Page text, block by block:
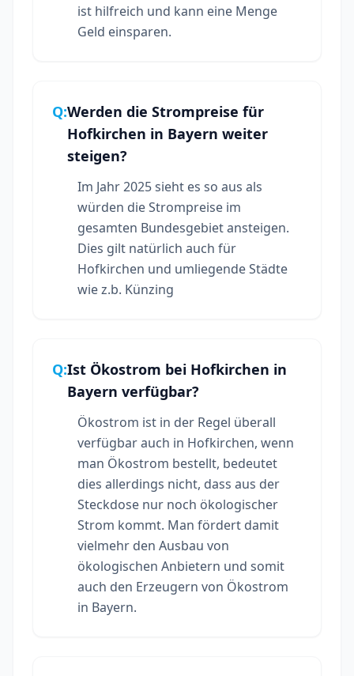
ist hilfreich und kann eine Menge
Geld einsparen.
Q:Werden die Strompreise für
Hofkirchen in Bayern weiter
steigen?
Im Jahr 2025 sieht es so aus als
würden die Strompreise im
gesamten Bundesgebiet ansteigen.
Dies gilt natürlich auch für
Hofkirchen und umliegende Städte
wie z.b. Künzing
Q:Ist Ökostrom bei Hofkirchen in
Bayern verfügbar?
Ökostrom ist in der Regel überall
verfügbar auch in Hofkirchen, wenn
man Ökostrom bestellt, bedeutet
dies allerdings nicht, dass aus der
Steckdose nur noch ökologischer
Strom kommt. Man fördert damit
vielmehr den Ausbau von
ökologischen Anbietern und somit
auch den Erzeugern von Ökostrom
in Bayern.